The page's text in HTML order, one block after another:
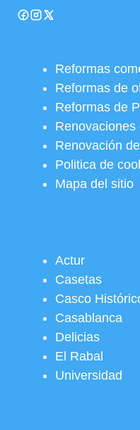
Reformas
Reformas de
Reformas de
Renovación
Politica de
Mapa del sitio
Actur
Casetas
Casco
Casablanca
Delicias
El Rabal
Universidad